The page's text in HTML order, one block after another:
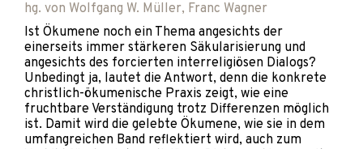
hg. von Wolfgang W. Müller, Franc Wagner
Ist Ökumene noch ein Thema angesichts der
einerseits immer stärkeren Säkularisierung und
angesichts des forcierten interreligiösen Dialogs?
Unbedingt ja, lautet die Antwort, denn die konkrete
christlich-ökumenische Praxis zeigt, wie eine
fruchtbare Verständigung trotz Differenzen möglich
ist. Damit wird die gelebte Ökumene, wie sie in dem
umfangreichen Band reflektiert wird, auch zum